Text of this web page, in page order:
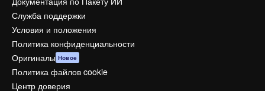
Служба поддержки
Условия и положения
Политика конфиденциальности
Оригиналы Новое
Политика файлов cookie
Центр доверия